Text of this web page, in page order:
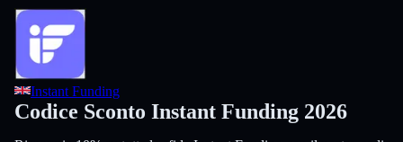
Instant Funding
Codice Sconto Instant Funding 2026